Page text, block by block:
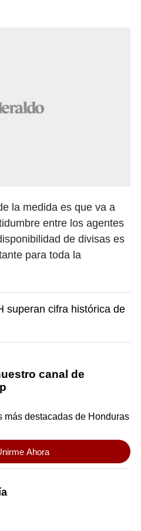
la medida es que va a
entre los agentes
de divisas es
para toda la
superan cifra histórica de
canal de
más destacadas de Honduras
Ahora